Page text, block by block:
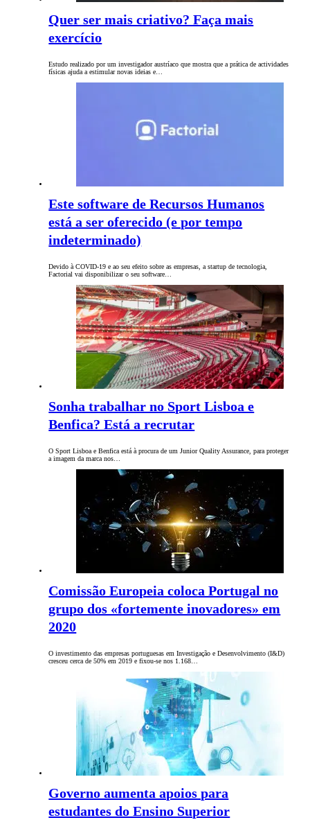
Quer ser mais criativo? Faça mais
exercício
Estudo realizado por um investigador austríaco que mostra que a prática de actividades
físicas ajuda a estimular novas ideias e…
Este software de Recursos Humanos
está a ser oferecido (e por tempo
indeterminado)
Devido à COVID-19 e ao seu efeito sobre as empresas, a startup de tecnologia,
Factorial vai disponibilizar o seu software…
Sonha trabalhar no Sport Lisboa e
Benfica? Está a recrutar
O Sport Lisboa e Benfica está à procura de um Junior Quality Assurance, para proteger
a imagem da marca nos…
Comissão Europeia coloca Portugal no
grupo dos «fortemente inovadores» em
2020
O investimento das empresas portuguesas em Investigação e Desenvolvimento (I&D)
cresceu cerca de 50% em 2019 e fixou-se nos 1.168…
Governo aumenta apoios para
estudantes do Ensino Superior